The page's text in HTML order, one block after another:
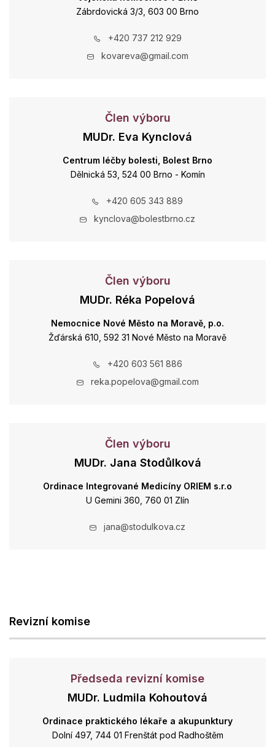
Zábrdovická 3/3, 603 00 Brno
+420 737 212 929
kovareva@gmail.com
Člen výboru
MUDr. Eva Kynclová
Centrum léčby bolesti, Bolest Brno
Dělnická 53, 524 00 Brno - Komín
+420 605 343 889
kynclova@bolestbrno.cz
Člen výboru
MUDr. Réka Popelová
Nemocnice Nové Město na Moravě, p.o.
Žďárská 610, 592 31 Nové Město na Moravě
+420 603 561 886
reka.popelova@gmail.com
Člen výboru
MUDr. Jana Stodůlková
Ordinace Integrované Medicíny ORIEM s.r.o
U Gemini 360, 760 01 Zlín
jana@stodulkova.cz
Revizní komise
Předseda revizní komise
MUDr. Ludmila Kohoutová
Ordinace praktického lékaře a akupunktury
Dolní 497, 744 01 Frenštát pod Radhoštěm